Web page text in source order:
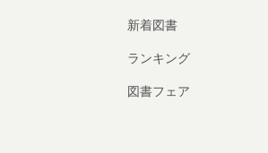
新着図書
ランキング
図書フェア